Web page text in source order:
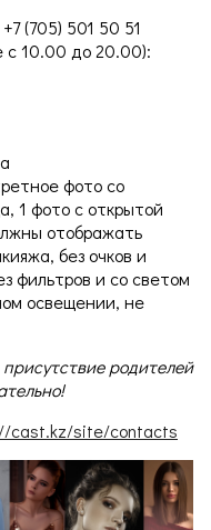
(705) 501 50 51
с 10.00 до 20.00):
фото со
1 фото с открытой
отображать
без очков и
фильтров и со светом
освещении, не
родителей
cast.kz/site/contacts